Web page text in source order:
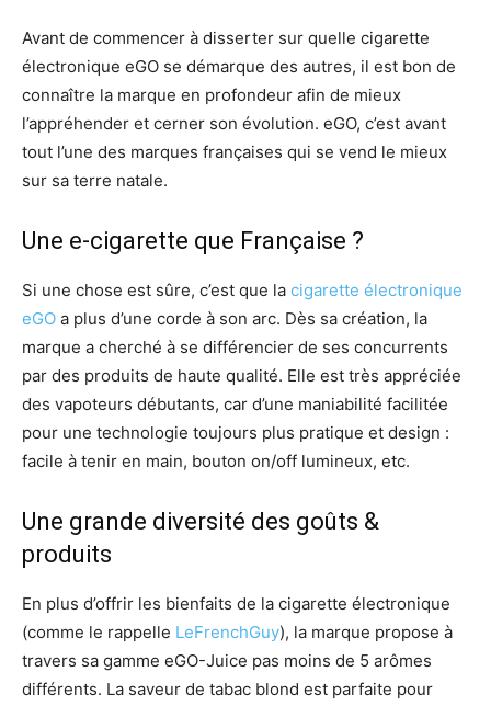
Avant de commencer à disserter sur quelle cigarette
électronique eGO se démarque des autres, il est bon de
connaître la marque en profondeur afin de mieux
l’appréhender et cerner son évolution. eGO, c’est avant
tout l’une des marques françaises qui se vend le mieux
sur sa terre natale.
Une e-cigarette que Française ?
Si une chose est sûre, c’est que la cigarette électronique
eGO a plus d’une corde à son arc. Dès sa création, la
marque a cherché à se différencier de ses concurrents
par des produits de haute qualité. Elle est très appréciée
des vapoteurs débutants, car d’une maniabilité facilitée
pour une technologie toujours plus pratique et design :
facile à tenir en main, bouton on/off lumineux, etc.
Une grande diversité des goûts &
produits
En plus d’offrir les bienfaits de la cigarette électronique
(comme le rappelle LeFrenchGuy), la marque propose à
travers sa gamme eGO-Juice pas moins de 5 arômes
différents. La saveur de tabac blond est parfaite pour